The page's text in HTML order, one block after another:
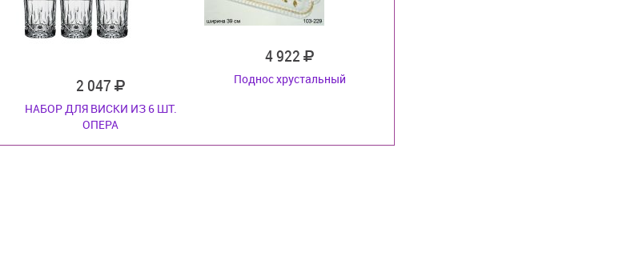
2 047
НАБОР ДЛЯ ВИСКИ ИЗ 6 ШТ.
ОПЕРА
4 922
Поднос хрустальный